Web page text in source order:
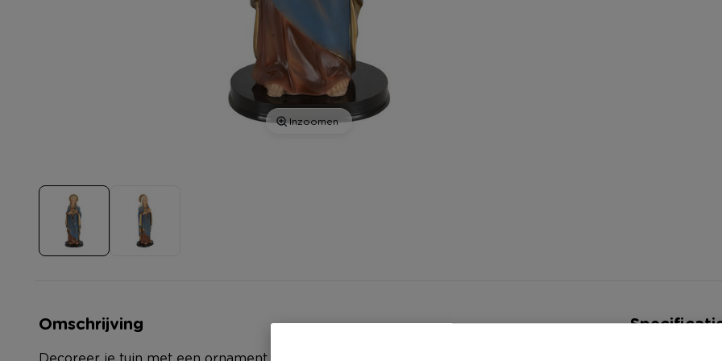
Inzoomen
Omschrijving
Decoreer je tuin met een ornament van de moeder van Jezus. Het beeld is